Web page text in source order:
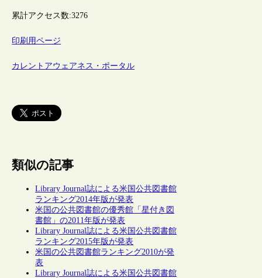
累計アクセス数:3276
印刷用ページ
カレントアウェアネス・ポータル
類似の記事
Library Journal誌による米国公共図書館
ランキング2014年版が発表
米国の公共図書館の優秀館「星付き図
書館」の2011年版が発表
Library Journal誌による米国公共図書館
ランキング2015年版が発表
米国の公共図書館ランキング2010が発
表
Library Journal誌による米国公共図書館